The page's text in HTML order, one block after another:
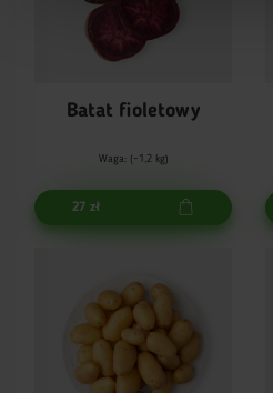
Batat fioletowy
Waga: (~1,2 kg)
27 zł